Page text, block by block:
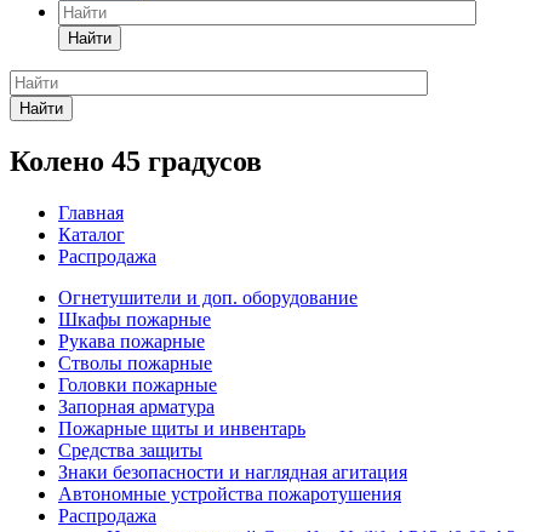
Найти
Найти
Колено 45 градусов
Главная
Каталог
Распродажа
Огнетушители и доп. оборудование
Шкафы пожарные
Рукава пожарные
Стволы пожарные
Головки пожарные
Запорная арматура
Пожарные щиты и инвентарь
Средства защиты
Знаки безопасности и наглядная агитация
Автономные устройства пожаротушения
Распродажа